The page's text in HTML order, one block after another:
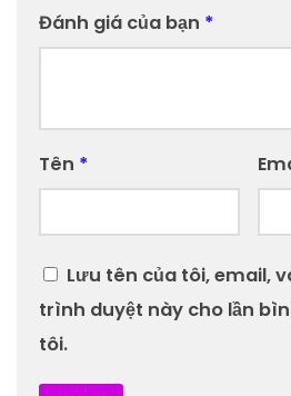
Đánh giá của bạn *
Tên *
Lưu tên của tôi, email,
trình duyệt này cho lần
tôi.